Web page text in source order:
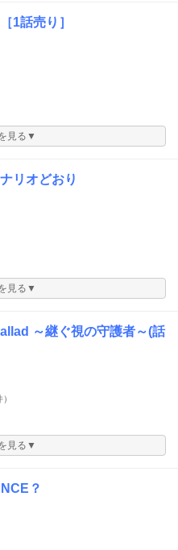
1話売り］
見る▼
リオどおり
見る▼
～継ぐ視の守護者～(話
見る▼
？